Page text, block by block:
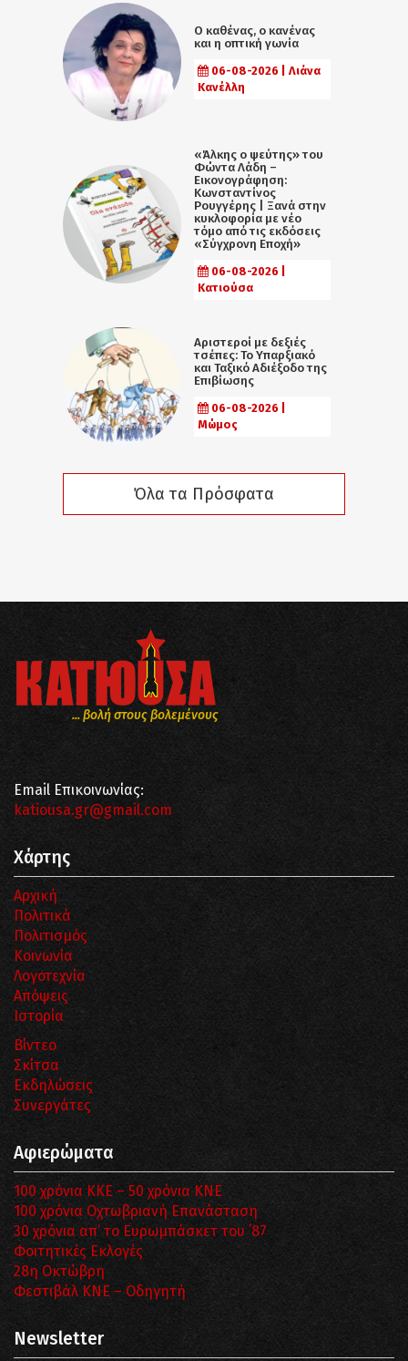
Ο καθένας, ο κανένας
και η οπτική γωνία
06-08-2026 | Λιάνα
Κανέλλη
«Άλκης ο ψεύτης» του
Φώντα Λάδη –
Εικονογράφηση:
Κωνσταντίνος
Ρουγγέρης | Ξανά στην
κυκλοφορία με νέο
τόμο από τις εκδόσεις
«Σύγχρονη Εποχή»
06-08-2026 |
Κατιούσα
Αριστεροί με δεξιές
τσέπες: Το Υπαρξιακό
και Ταξικό Αδιέξοδο της
Επιβίωσης
06-08-2026 |
Μώμος
Όλα τα Πρόσφατα
... βολή στους βολεμένους
Email Επικοινωνίας:
katiousa.gr@gmail.com
Χάρτης
Αρχική
Πολιτικά
Πολιτισμός
Κοινωνία
Λογοτεχνία
Απόψεις
Ιστορία
Βίντεο
Σκίτσα
Εκδηλώσεις
Συνεργάτες
Αφιερώματα
100 χρόνια ΚΚΕ – 50 χρόνια ΚΝΕ
100 χρόνια Οχτωβριανή Επανάσταση
30 χρόνια απ’ το Ευρωμπάσκετ του ΄87
Φοιτητικές Εκλογές
28η Οκτώβρη
Φεστιβάλ ΚΝΕ – Οδηγητή
Newsletter